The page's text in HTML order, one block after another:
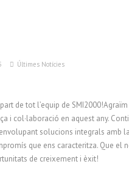
Últimes Notícies
de tot l’equip de
i col·laboració en aquest any.
solucions integrals amb la
que ens caracteritza. Que el
de creixement i èxit!